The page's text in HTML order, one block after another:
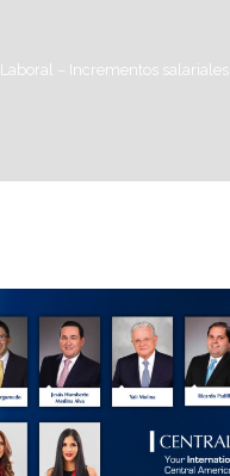
Laboral – Incrementos salariales